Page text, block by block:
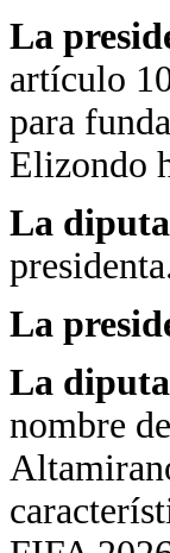
La
artículo
para
Elizondo
La
La
La
nombre